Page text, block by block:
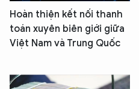
Hoàn thiện kết nối thanh
toán xuyên biên giới giữa
Việt Nam và Trung Quốc